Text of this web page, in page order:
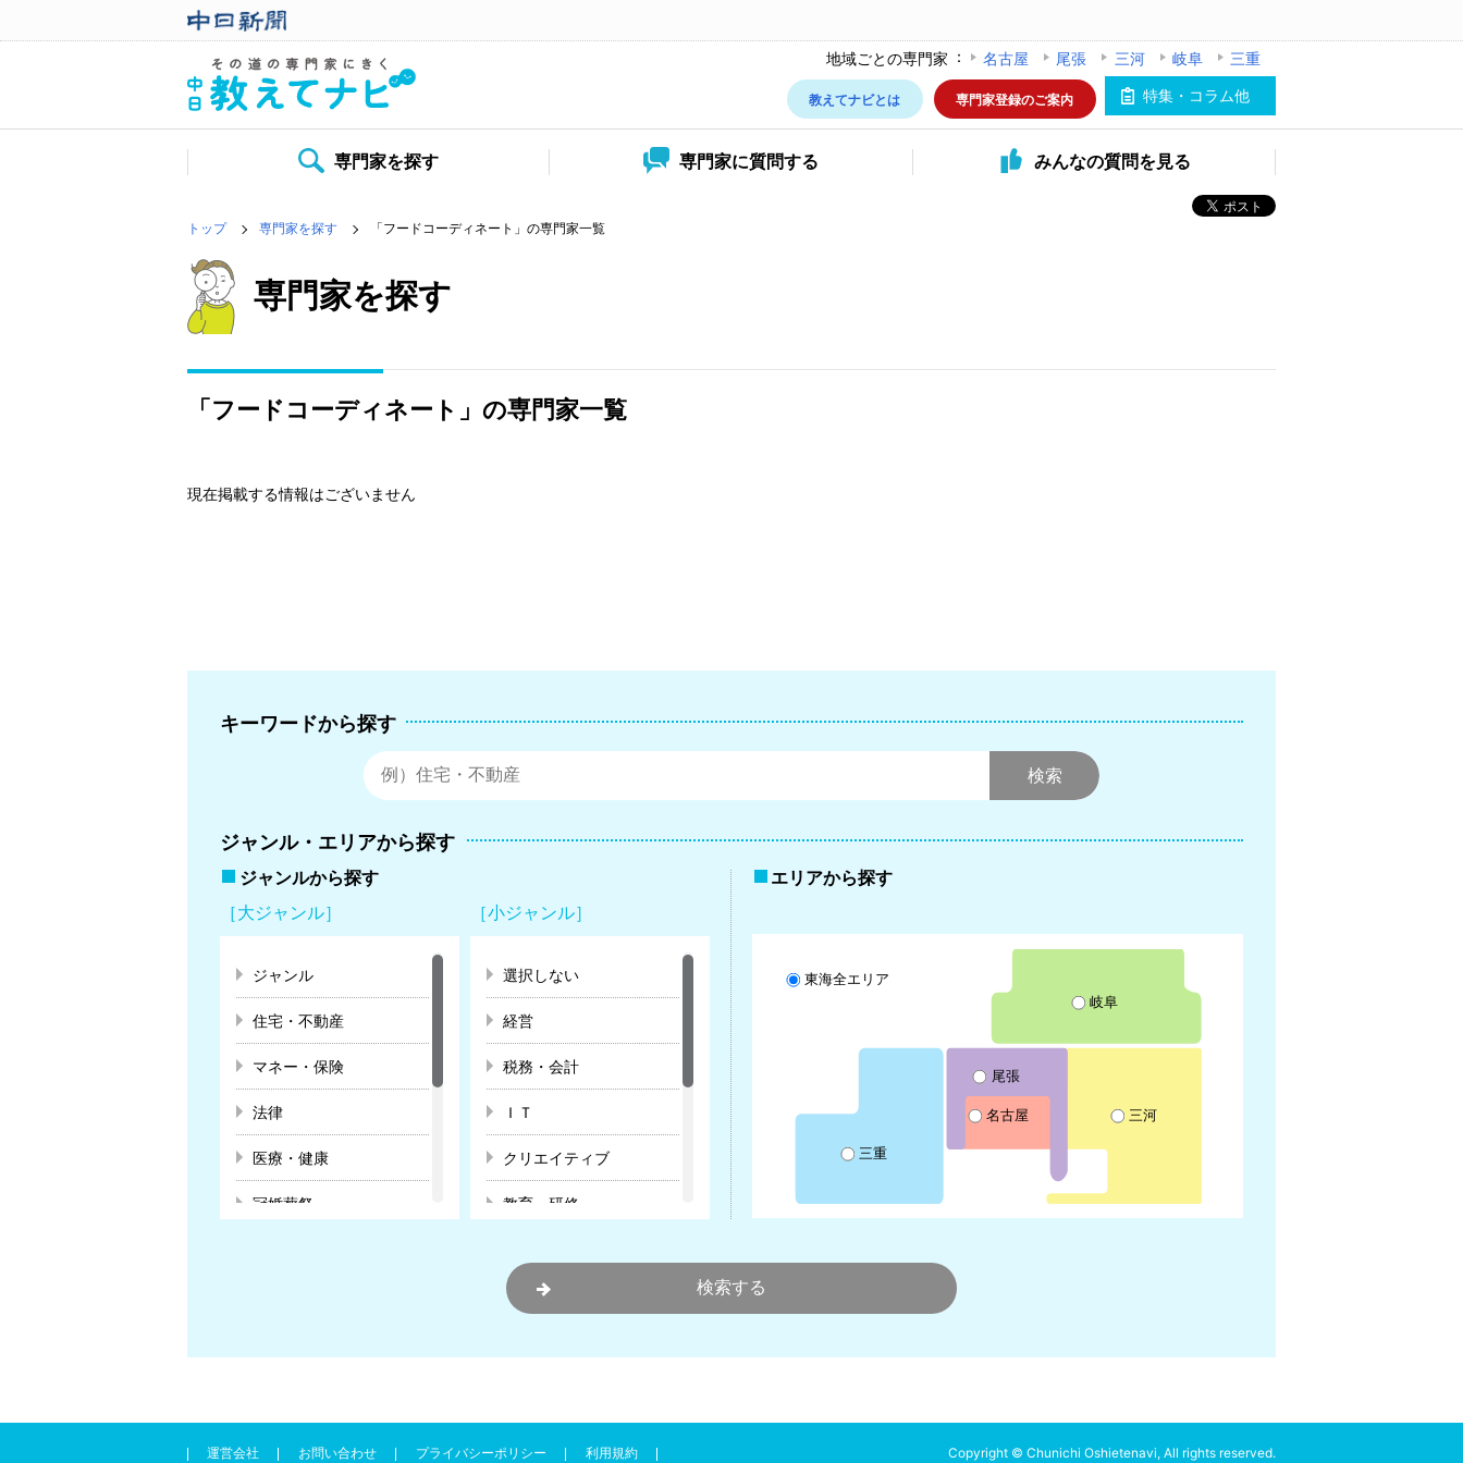
地域ごとの専門家 名古屋 尾張 三河 岐阜
三重
特集・コラム他
教えてナビとは 専門家登録のご案内
専門家を探す 専門家に質問する みんなの質問を見る
トップ 専門家を探す 「フードコーディネート」の専門家一覧
専門家を探す
「フードコーディネート」の専門家一覧
現在掲載する情報はございません
キーワードから探す
ジャンル・エリアから探す
ジャンルから探す
［大ジャンル］
ジャンル
住宅・不動産
マネー・保険
法律
医療・健康
冠婚葬祭
［小ジャンル］
選択しない
経営
税務・会計
ＩＴ
クリエイティブ
教育・研修
会社設立
エリアから探す
東海全エリア
岐阜
三重
尾張
名古屋 三河
運営会社 お問い合わせ プライバシーポリシー 利用規約 Copyright © Chunichi Oshietenavi, All rights reserved.